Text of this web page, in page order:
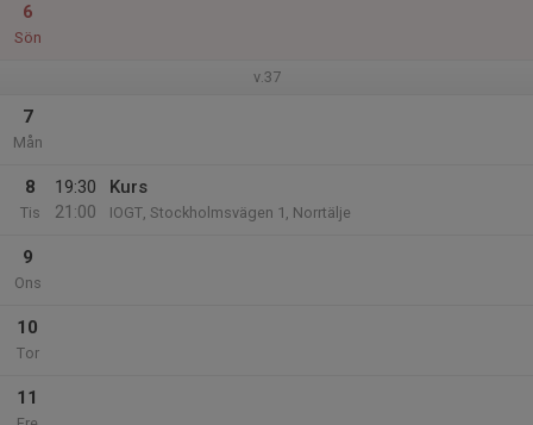
6
Sön
v.37
7
Mån
8
Tis
19:30
21:00
Kurs
IOGT, Stockholmsvägen 1, Norrtälje
9
Ons
10
Tor
11